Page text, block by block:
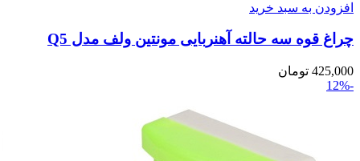
افزودن به سبد خرید
چراغ قوه سه حالته آهنربایی مونتین ولف مدل Q5
425,000 تومان
-12%